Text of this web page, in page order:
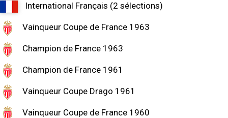
International Français (2 sélections)
Vainqueur Coupe de France 1963
Champion de France 1963
Champion de France 1961
Vainqueur Coupe Drago 1961
Vainqueur Coupe de France 1960